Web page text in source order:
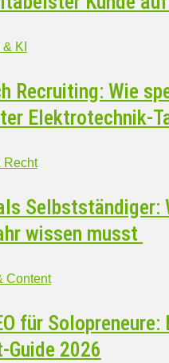
KI
Recruiting: Wie
Elektrotechnik-
Recht
Selbstständiger:
wissen musst
Content
für Solopreneure:
Guide 2026